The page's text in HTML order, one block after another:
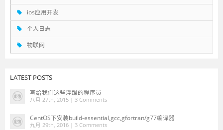
ios应用开发
个人日志
物联网
LATEST POSTS
写给我们这些浮躁的程序员
八月 27th, 2015 | 3 Comments
CentOS下安装build-essential,gcc,gfortran/g77编译器
九月 29th, 2016 | 3 Comments